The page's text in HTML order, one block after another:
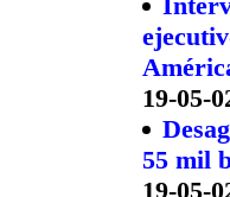
19-05-
55 mil
19-05-